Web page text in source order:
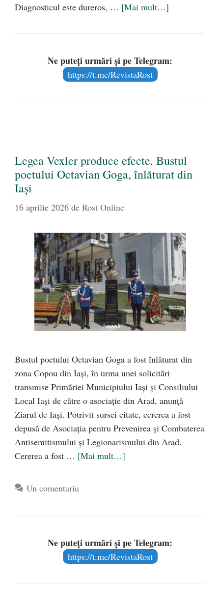
Diagnosticul este dureros, … [Mai mult…]
Ne puteți urmări și pe Telegram:
https://t.me/RevistaRost
Legea Vexler produce efecte. Bustul
poetului Octavian Goga, înlăturat din
Iași
16 aprilie 2026 de Rost Online
Bustul poetului Octavian Goga a fost înlăturat din
zona Copou din Iași, în urma unei solicitări
transmise Primăriei Municipiului Iași și Consiliului
Local Iași de către o asociație din Arad, anunță
Ziarul de Iași. Potrivit sursei citate, cererea a fost
depusă de Asociația pentru Prevenirea și Combaterea
Antisemitismului și Legionarismului din Arad.
Cererea a fost … [Mai mult…]
Un comentariu
Ne puteți urmări și pe Telegram:
https://t.me/RevistaRost